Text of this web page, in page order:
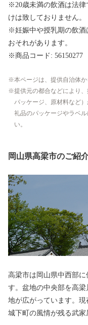
※20歳未満の飲酒は法律
けは致しておりません。
※妊娠中や授乳期の飲酒
おそれがあります。
※商品コード: 56150277
本ページは、提供自治体
提供元の都合などにより
パッケージ、原材料など
礼品のパッケージやラベ
い。
岡山県高梁市のご紹
高梁市は岡山県中西部
す。盆地の中央部を高
地が広がっています。
城下町の風情が残る武家